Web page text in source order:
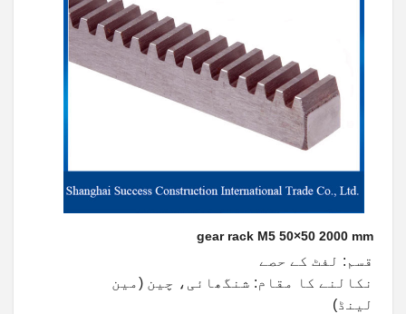
gear rack M5 50×50 2000 mm
قسم: لفٹ کے حصے
نکالنے کا مقام: شنگھائی، چین (مین
لینڈ)